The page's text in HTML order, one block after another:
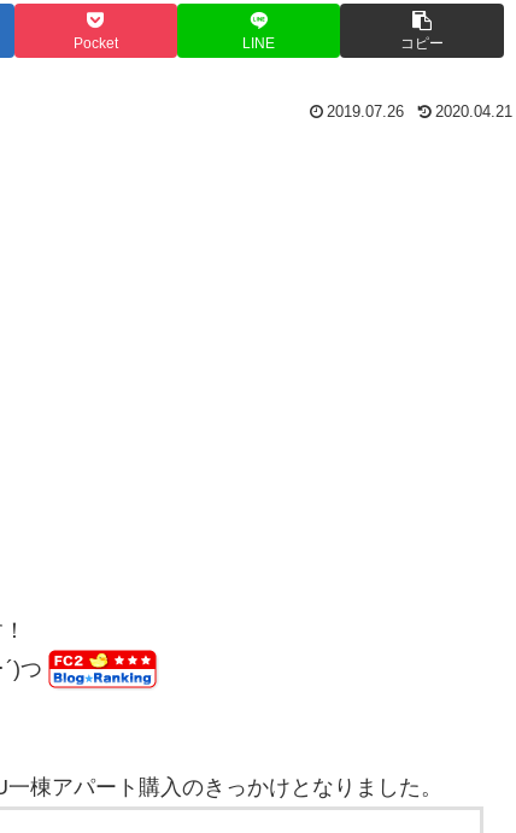
Pocket LINE コピー
2019.07.26 2020.04.21
つ
棟アパート購入のきっかけとなりました。